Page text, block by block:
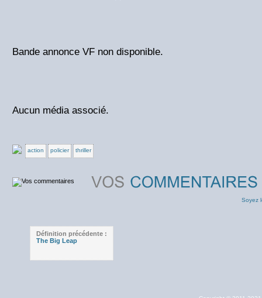
Bande annonce VF non disponible.
Aucun média associé.
action policier thriller
Soyez
Définition précédente :
The Big Leap